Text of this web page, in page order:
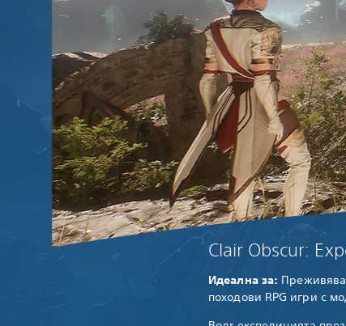
Clair Obscur:
Идеална за:
походови RPG игри с